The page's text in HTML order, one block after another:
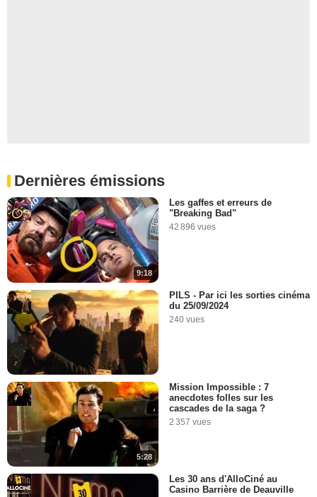
Dernières émissions
9:18
Les gaffes et erreurs de
"Breaking Bad"
42 896 vues
PILS - Par ici les sorties cinéma
du 25/09/2024
240 vues
5:28
Mission Impossible : 7
anecdotes folles sur les
cascades de la saga ?
2 357 vues
Les 30 ans d'AlloCiné au
Casino Barrière de Deauville